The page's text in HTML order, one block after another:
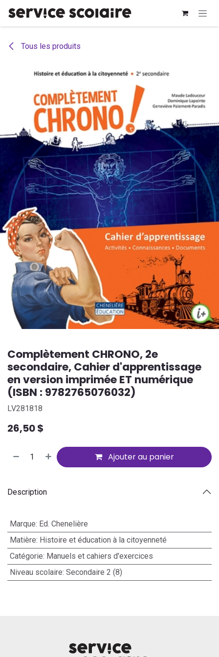
Tous les produits
Complètement CHRONO, 2e
secondaire, Cahier d'apprentissage
en version imprimée ET numérique
(ISBN : 9782765076032)
LV281818
26,50$
Ajouter au panier
Description
Marque: Ed. Chenelière
Matière: Histoire et éducation à la citoyenneté
Catégorie: Manuels et cahiers d'exercices
Niveau scolaire: Secondaire 2 (8)